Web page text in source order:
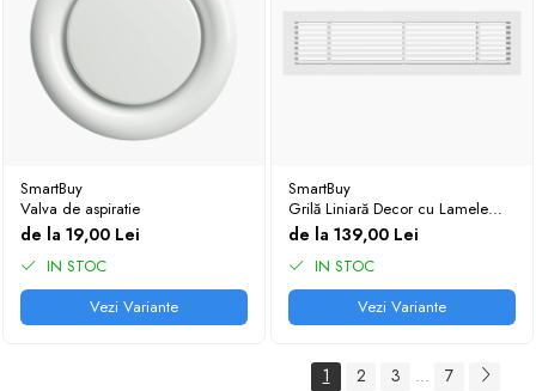
SmartBuy
Valva de aspiratie
de la 19,00 Lei
IN STOC
Vezi Variante
SmartBuy
Grilă Liniară Decor cu Lamele
Fixe 15° din Aluminiu — Grilă
Ventilație Liniară
de la 139,00 Lei
IN STOC
Vezi Variante
1 2 3 ... 7